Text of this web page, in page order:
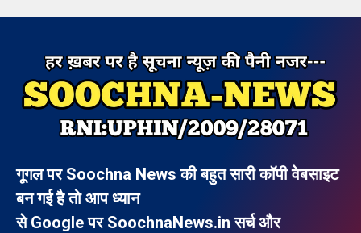
गूगल पर Soochna News की बहुत सारी कॉपी वेबसाइट
बन गई है तो आप ध्यान
से Google पर SoochnaNews.in सर्च और